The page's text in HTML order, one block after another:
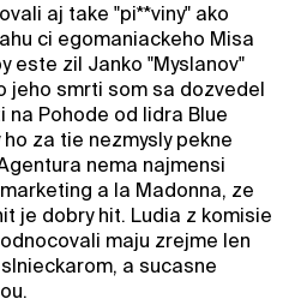
aj take "pi**viny" ako
ci egomaniackeho Misa
este zil Janko "Myslanov"
jeho smrti som sa dozvedel
na Pohode od lidra Blue
ho za tie nezmysly pekne
nema najmensi
a la Madonna, ze
je dobry hit. Ludia z komisie
maju zrejme len
a sucasne